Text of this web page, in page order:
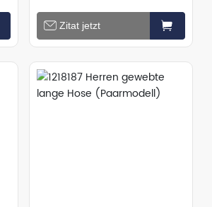
(Paarlook)
Zitat jetzt